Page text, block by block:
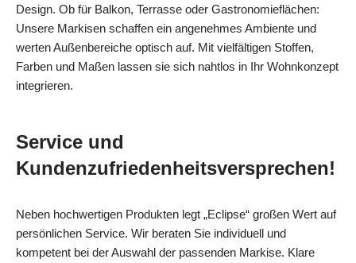
Design. Ob für Balkon, Terrasse oder Gastronomieflächen:
Unsere Markisen schaffen ein angenehmes Ambiente und
werten Außenbereiche optisch auf. Mit vielfältigen Stoffen,
Farben und Maßen lassen sie sich nahtlos in Ihr Wohnkonzept
integrieren.
Service und
Kundenzufriedenheitsversprechen!
Neben hochwertigen Produkten legt „Eclipse“ großen Wert auf
persönlichen Service. Wir beraten Sie individuell und
kompetent bei der Auswahl der passenden Markise. Klare